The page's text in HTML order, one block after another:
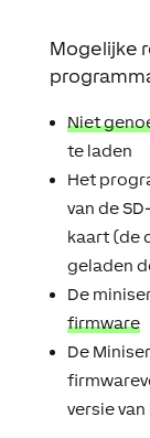
Mogelijke
Niet
te laden
Het
van de
kaart (de
geladen
De
firmware
De
versie